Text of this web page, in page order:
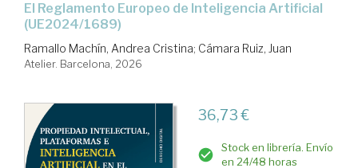
el Reglamento Europeo de Inteligencia Artificial
(UE2024/1689)
Ramallo Machín, Andrea Cristina; Cámara Ruiz, Juan
Atelier. Barcelona, 2026
36,73 €
Stock en librería. Envío
en 24/48 horas